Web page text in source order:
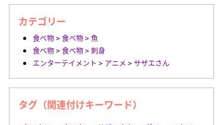
カテゴリー
食べ物>食べ物>魚
食べ物>食べ物>刺身
エンターテイメント > アニメ >サザエさん
タグ（関連付けキーワード）